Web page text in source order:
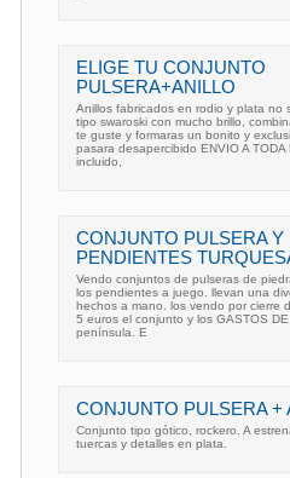
ELIGE TU CONJUNTO
PULSERA+ANILLO
Anillos fabricados en rodio y plata no
tipo swaroski con mucho brillo,
te guste y formaras un bonito y
pasara desapercibido ENVIO A
incluido,
CONJUNTO PULSERA Y
PENDIENTES
Vendo conjuntos de pulseras de
los pendientes a juego. llevan una
hechos a mano. los vendo por cierre
5 euros el conjunto y los GASTOS
península. E
CONJUNTO PULSERA +
Conjunto tipo gótico, rockero. A
tuercas y detalles en plata.